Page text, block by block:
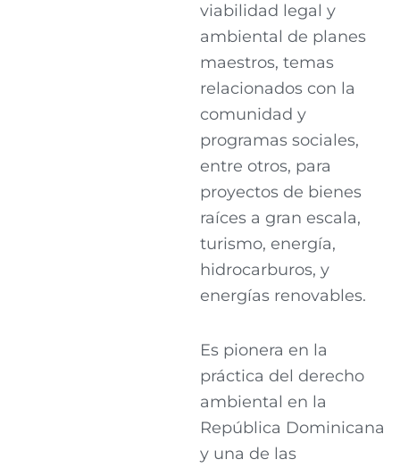
viabilidad legal y
ambiental de planes
maestros, temas
relacionados con la
comunidad y
programas sociales,
entre otros, para
proyectos de bienes
raíces a gran escala,
turismo, energía,
hidrocarburos, y
energías renovables.
Es pionera en la
práctica del derecho
ambiental en la
República Dominicana
y una de las